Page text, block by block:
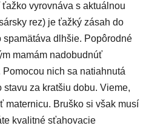
vyrovnáva s aktuálnou
rez) je ťažký zásah do
dlhšie. Popôrodné
mamám nadobudnúť
nich sa natiahnutá
za kratšiu dobu. Vieme,
maternicu. Bruško si však musí
kvalitné sťahovacie